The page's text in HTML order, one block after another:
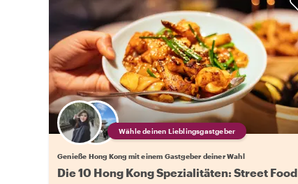
Wähle deinen Lieblingsgastgeber
Genieße Hong Kong mit einem Gastgeber deiner Wahl
Die 10 Hong Kong Spezialitäten: Street Food